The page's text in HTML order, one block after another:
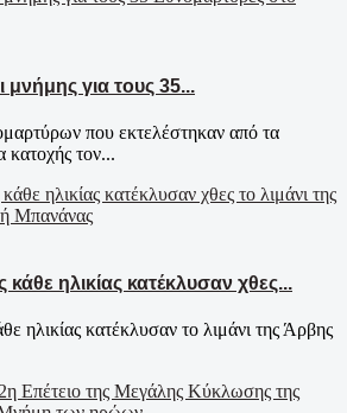
μνήμης για τους 35...
που εκτελέστηκαν από τα
κατοχής τον...
κάθε ηλικίας κατέκλυσαν χθες...
ηλικίας κατέκλυσαν το λιμάνι της Άρβης